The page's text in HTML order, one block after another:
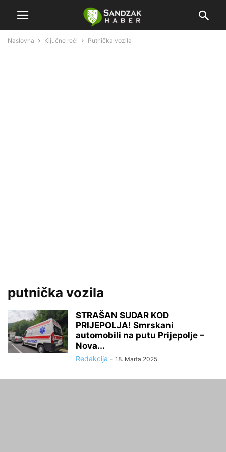
Naslovna Ključne reči Putnička vozila
putnička vozila
STRAŠAN SUDAR KOD
PRIJEPOLJA! Smrskani
automobili na putu Prijepolje –
Nova...
Redakcija - 18. Marta 2025.